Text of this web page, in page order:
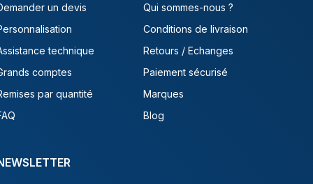
un devis
technique
comptes
par quantité
Qui sommes-nous ?
Conditions de livraison
Retours / Echanges
Paiement sécurisé
Marques
Blog